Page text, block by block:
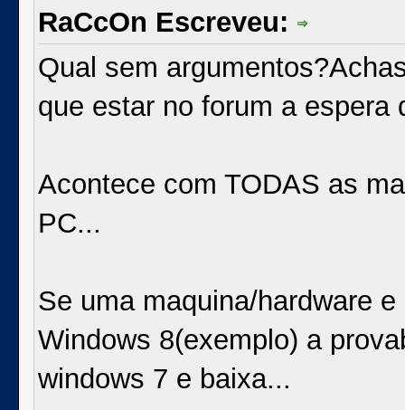
RaCcOn Escreveu:
Qual sem
que estar no forum a espera
Acontece com TODAS as
PC...
Se uma maquina/hardware
Windows 8(exemplo) a
windows 7 e baixa...